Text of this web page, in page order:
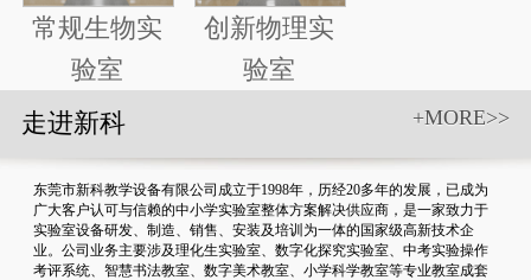
常规生物实
验室
创新物理实
验室
+MORE>>
走进新科
东莞市新科教学设备有限公司成立于1998年，历经20多年的发展，已成为
广大客户认可与信赖的中小学实验室整体方案解决供应商，是一家致力于
实验室设备研发、制造、销售、安装及培训为一体的国家级高新技术企
业。公司业务主要涉及理化生实验室、数字化探究实验室、中考实验操作
考评系统、智慧书法教室、数字美术教室、小学科学教室等专业教室成套